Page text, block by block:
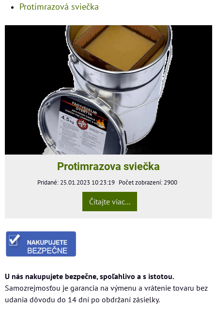
Protimrazová sviečka
Protimrazova sviečka
Pridané: 25.01.2023 10:23:19 Počet zobrazení: 2900
Čítajte viac...
U nás nakupujete bezpečne, spoľahlivo a s istotou.
Samozrejmosťou je garancia na výmenu a vrátenie tovaru bez
udania dôvodu do 14 dní po obdržaní zásielky.